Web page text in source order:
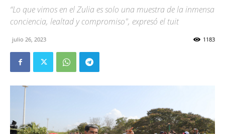
“Lo que vimos en el Zulia es solo una muestra de la inmensa
conciencia, lealtad y compromiso", expresó el tuit
julio 26, 2023 1183